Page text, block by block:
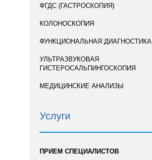
ФГДС (ГАСТРОСКОПИЯ)
КОЛОНОСКОПИЯ
ФУНКЦИОНАЛЬНАЯ ДИАГНОСТИКА
УЛЬТРАЗВУКОВАЯ
ГИСТЕРОСАЛЬПИНГОСКОПИЯ
МЕДИЦИНСКИЕ АНАЛИЗЫ
Услуги
ПРИЕМ СПЕЦИАЛИСТОВ